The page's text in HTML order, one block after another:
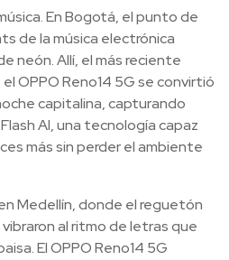
En Bogotá, el punto de
de la música electrónica
neón. Allí, el más reciente
OPPO Reno14 5G se convirtió
capitalina, capturando
AI, una tecnología capaz
más sin perder el ambiente
Medellín, donde el reguetón
vibraron al ritmo de letras que
El OPPO Reno14 5G